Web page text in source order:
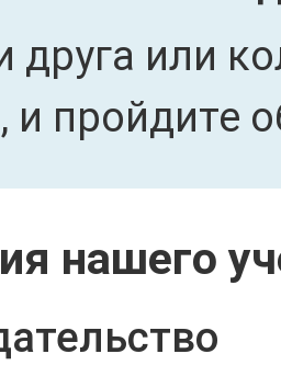
друга или
пройдите
нашего